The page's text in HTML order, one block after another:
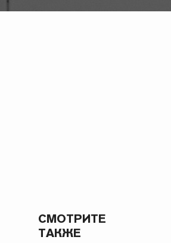
СМОТРИТЕ
ТАКЖЕ